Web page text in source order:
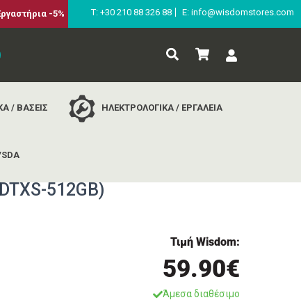
-5% Τ: +30 210 88 326 88 E: info@wisdomstores.com
/ ΒΑΣΕΙΣ ΗΛΕΚΤΡΟΛΟΓΙΚΑ / ΕΡΓΑΛΕΙΑ
(kindtxs-512gb)
512GB)
Τιμή Wisdom:
59.90€
Άμεσα διαθέσιμο